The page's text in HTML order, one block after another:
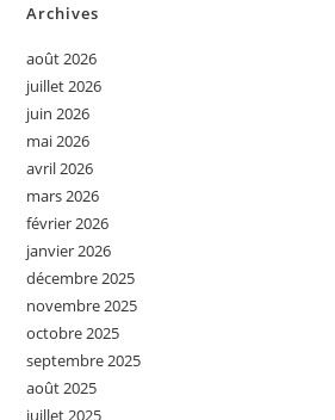
Archives
août 2026
juillet 2026
juin 2026
mai 2026
avril 2026
mars 2026
février 2026
janvier 2026
décembre 2025
novembre 2025
octobre 2025
septembre 2025
août 2025
juillet 2025